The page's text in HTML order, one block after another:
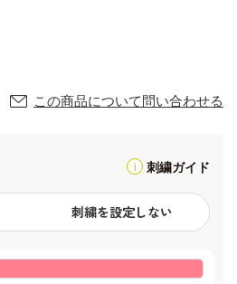
この商品について問い合わせる
刺繍ガイド
刺繍を設定しない